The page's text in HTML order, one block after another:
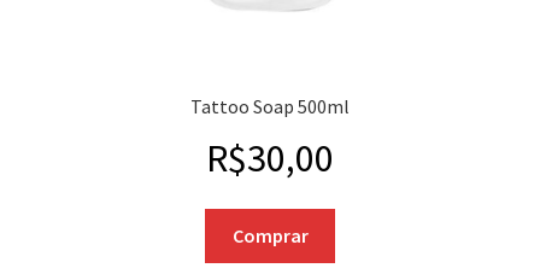
Tattoo Soap 500ml
R$30,00
Comprar